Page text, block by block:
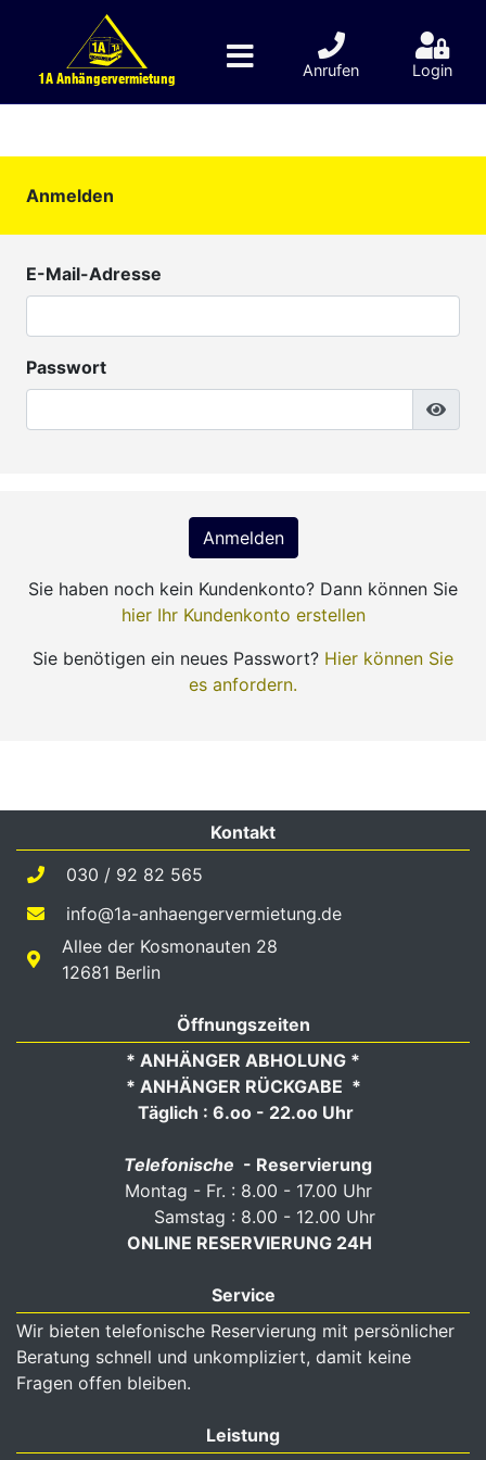
1A Anhängervermietung Anrufen Login
Anmelden
E-Mail-Adresse
Passwort
Sie haben noch kein Kundenkonto? Dann können Sie
hier Ihr Kundenkonto erstellen
Sie benötigen ein neues Passwort? Hier können Sie
es anfordern.
Kontakt
030 / 92 82 565
info@1a-anhaengervermietung.de
Allee der Kosmonauten 28
12681 Berlin
Öffnungszeiten
* ANHÄNGER ABHOLUNG *
* ANHÄNGER RÜCKGABE *
Täglich : 6.oo - 22.oo Uhr
Telefonische - Reservierung
Montag - Fr. : 8.00 - 17.00 Uhr
Samstag : 8.00 - 12.00 Uhr
ONLINE RESERVIERUNG 24H
Service
Wir bieten telefonische Reservierung mit persönlicher
Beratung schnell und unkompliziert, damit keine
Fragen offen bleiben.
Leistung